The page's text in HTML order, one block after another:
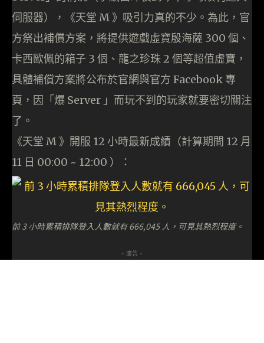
伺服器），《天堂 M 》吸引力真的不少。為此，官
方祭出補償方案，將提供遊戲虛寶殷海薩 300 個、
卡西歐佩的箱子 3 個、龍之珍珠 2 個等超值虛寶，
具體補償方案將公布於官網與官方 Facebook 專
頁，因「爆 Server 」而玩不到的玩家就要密切關注
了。
《天堂 M 》開服 12 小時最新成績（計算期間 12 月
11 日 00:00 ~ 12:00 ）：
前 3 小時累積排隊登入人數就有 666,045 人，可見其熱烈程度。
- 廣告 -